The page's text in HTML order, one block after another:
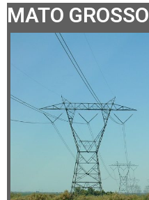
MATO GROSSO